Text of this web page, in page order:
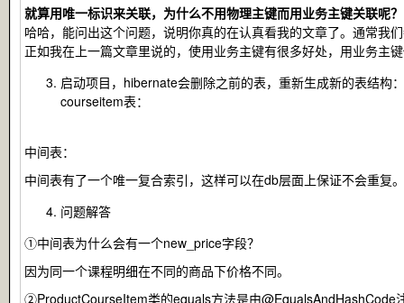
就算用唯一标识来关联，为什么不用物理主键而用业务主键关联呢？
哈哈，能问出这个问题，说明你真的在认真看我的文章了。通常我
正如我在上一篇文章里说的，使用业务主键有很多好处，用业务主
启动项目，hibernate会删除之前的表，重新生成新的表结构：
courseitem表：
中间表：
中间表有了一个唯一复合索引，这样可以在db层面上保证不会重复。
问题解答
①中间表为什么会有一个new_price字段？
因为同一个课程明细在不同的商品下价格不同。
②ProductCourseItem类的equals方法是由@EqualsAndHashCode